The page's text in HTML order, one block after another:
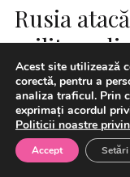
Rusia
militare
în zona
Acest site utilizează
corectă, pentru a
analiza traficul. Prin
exprimați acordul
Politicii noastre
Accept Setări